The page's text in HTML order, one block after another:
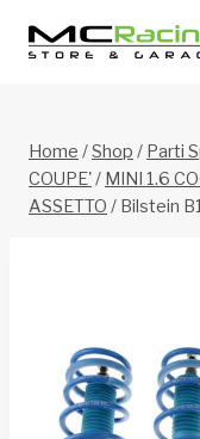
Home /Shop / Parti
COUPE'/ MINI 1.6
ASSETTO / Bilstein